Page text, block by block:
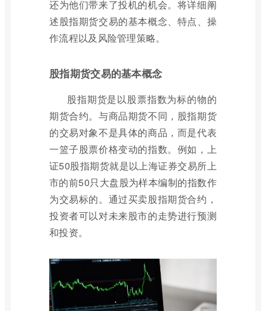
还为他们带来了投机的机会。将详细阐
述股指期货交易的基本概念、特点、操
作流程以及风险管理策略。
股指期货交易的基本概念
股指期货是以股票指数为标的物的
期货合约。与商品期货不同，股指期货
的交易对象不是具体的商品，而是代表
一篮子股票价格变动的指数。例如，上
证50股指期货就是以上海证券交易所上
市的前50只大盘股为样本编制的指数作
为交易标的。通过买卖股指期货合约，
投资者可以对未来股市的走势进行预测
和投资。